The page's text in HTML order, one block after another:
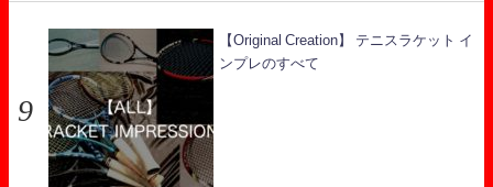
【Original Creation】 テニスラケット イ
ンプレのすべて